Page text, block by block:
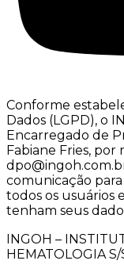
Conforme
Dados (LGPD), o
Encarregado de
Fabiane Fries,
comunicação
todos os usuários
tenham seus
INGOH –
HEMATOLOGIA S/